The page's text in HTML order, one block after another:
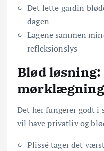
Det lette gardin
dagen
Lagene sammen
refleksionslys
Blød løsning:
Det her fungerer godt i
vil have privatliv og
Plissé tager det